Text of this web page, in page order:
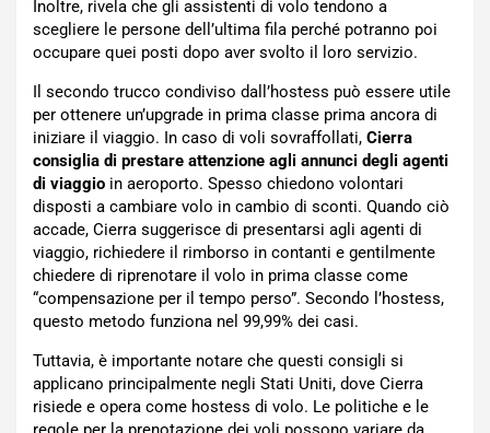
Inoltre, rivela che gli assistenti di volo tendono a
scegliere le persone dell’ultima fila perché potranno poi
occupare quei posti dopo aver svolto il loro servizio.
Il secondo trucco condiviso dall’hostess può essere utile
per ottenere un’upgrade in prima classe prima ancora di
iniziare il viaggio. In caso di voli sovraffollati, Cierra
consiglia di prestare attenzione agli annunci degli agenti
di viaggio in aeroporto. Spesso chiedono volontari
disposti a cambiare volo in cambio di sconti. Quando ciò
accade, Cierra suggerisce di presentarsi agli agenti di
viaggio, richiedere il rimborso in contanti e gentilmente
chiedere di riprenotare il volo in prima classe come
“compensazione per il tempo perso”. Secondo l’hostess,
questo metodo funziona nel 99,99% dei casi.
Tuttavia, è importante notare che questi consigli si
applicano principalmente negli Stati Uniti, dove Cierra
risiede e opera come hostess di volo. Le politiche e le